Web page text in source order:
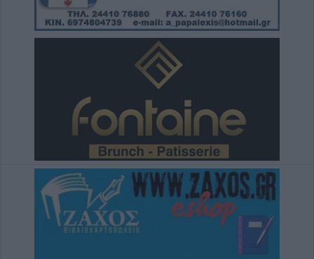
Φ. Αλεξάκος: "Αδιαφάνεια και
δημοσιονομικός χώρος - Προτάσεις
διαφάνειας και εξοικονόμησης πόρων"
Μουσική βραδιά 80's και 90's στον Άγιο
Βησσάριο Σοφάδων
7 Αυγούστου 2026, 11:57
Συλλήψεις στην Καρδίτσα για ρευματοκλοπή
και παραβάσεις του ΚΟΚ
7 Αυγούστου 2026, 11:48
Προφυλακίστηκαν τρεις κατηγορούμενοι για
την μεγάλη πυρκαγιά στη Βοιωτία - Από
δίκτυο μεταφοράς ρεύματος από αιολικό